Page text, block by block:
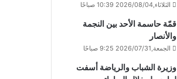
الثلاثاء,2026/08/04 10:39 صباحًا
قمّة حاسمة الأحد بين النجمة
والأنصار
الجمعة,2026/07/31 9:25 صباحًا
وزيرة الشباب والرياضة أسفت